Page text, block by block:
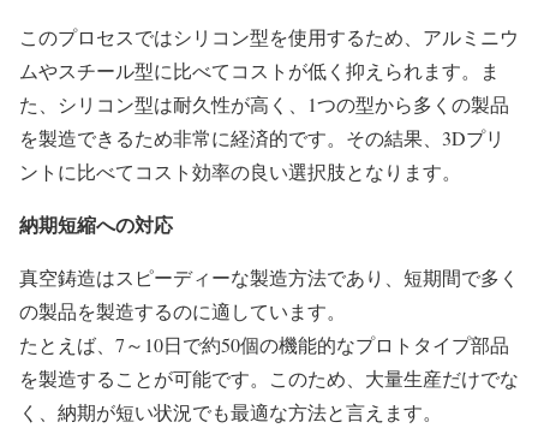
このプロセスではシリコン型を使用するため、アルミニウ
ムやスチール型に比べてコストが低く抑えられます。ま
た、シリコン型は耐久性が高く、1つの型から多くの製品
を製造できるため非常に経済的です。その結果、3Dプリ
ントに比べてコスト効率の良い選択肢となります。
納期短縮への対応
真空鋳造はスピーディーな製造方法であり、短期間で多く
の製品を製造するのに適しています。
たとえば、7～10日で約50個の機能的なプロトタイプ部品
を製造することが可能です。このため、大量生産だけでな
く、納期が短い状況でも最適な方法と言えます。